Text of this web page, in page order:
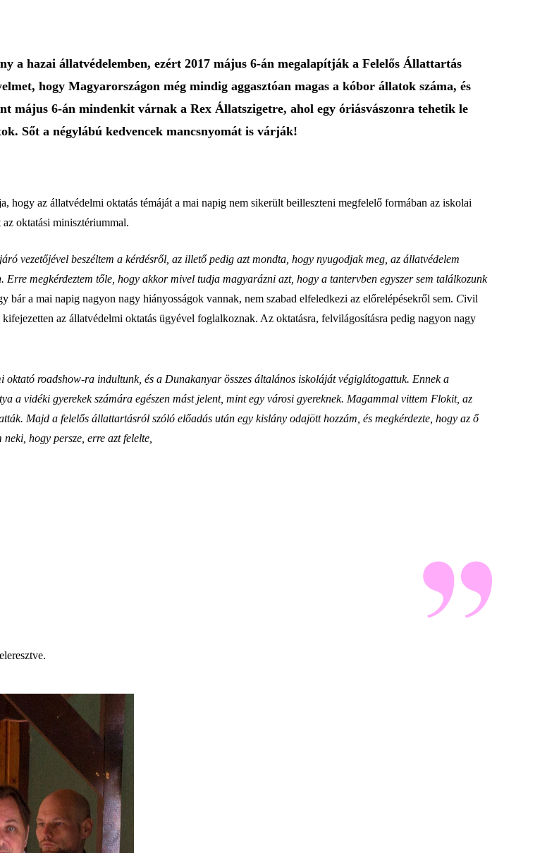
a hazai állatvédelemben, ezért 2017 május 6-án megalapítják a Felelős Állattartás
hogy Magyarországon még mindig aggasztóan magas a kóbor állatok száma, és
május 6-án mindenkit várnak a Rex Állatszigetre, ahol egy óriásvászonra tehetik le
Sőt a négylábú kedvencek mancsnyomát is várják!
hogy az állatvédelmi oktatás témáját a mai napig nem sikerült beilleszteni megfelelő formában az iskolai
oktatási minisztériummal.
vezetőjével beszéltem a kérdésről, az illető pedig azt mondta, hogy nyugodjak meg, az állatvédelem
megkérdeztem tőle, hogy akkor mivel tudja magyarázni azt, hogy a tantervben egyszer sem találkozunk
bár a mai napig nagyon nagy hiányosságok vannak, nem szabad elfeledkezi az előrelépésekről sem. Civil
az állatvédelmi oktatás ügyével foglalkoznak. Az oktatásra, felvilágosításra pedig nagyon nagy
roadshow-ra indultunk, és a Dunakanyar összes általános iskoláját végiglátogattuk. Ennek a
a vidéki gyerekek számára egészen mást jelent, mint egy városi gyereknek. Magammal vittem Flokit, az
Majd a felelős állattartásról szóló előadás után egy kislány odajött hozzám, és megkérdezte, hogy az ő
hogy persze, erre azt felelte,